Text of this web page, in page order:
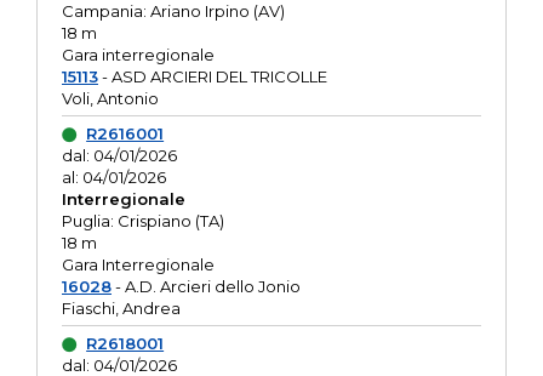
Campania: Ariano Irpino (AV)
18 m
Gara interregionale
15113- ASD ARCIERI DEL TRICOLLE
Voli, Antonio
R2616001
dal: 04/01/2026
al: 04/01/2026
Interregionale
Puglia: Crispiano (TA)
18 m
Gara Interregionale
16028- A.D. Arcieri dello Jonio
Fiaschi, Andrea
R2618001
dal: 04/01/2026